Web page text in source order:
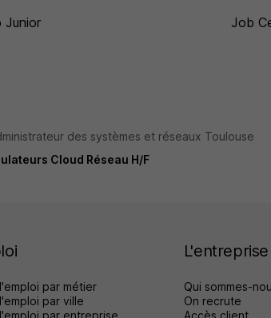
Junior Job
des systèmes et réseaux Toulouse
Cloud Réseau H/F
par métier
par ville
L'entreprise
Qui sommes-
On recrute